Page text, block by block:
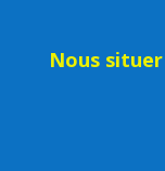
Nous situer